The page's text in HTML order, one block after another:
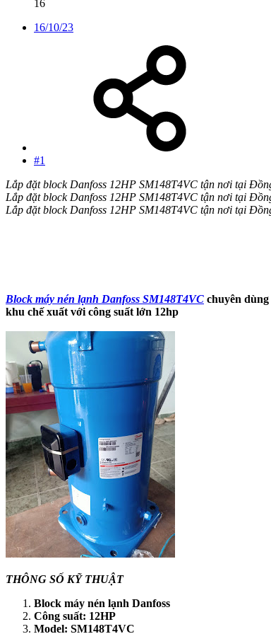
16
16/10/23
#1
Lắp đặt block Danfoss 12HP SM148T4VC tận nơi tại
Lắp đặt block Danfoss 12HP SM148T4VC tận nơi tại
Lắp đặt block Danfoss 12HP SM148T4VC tận nơi tại
Block máy nén lạnh Danfoss SM148T4VC chuyên
khu chế xuất với công suất lớn 12hp
THÔNG SỐ KỸ THUẬT
Block máy nén lạnh Danfoss
Công suất: 12HP
Model: SM148T4VC